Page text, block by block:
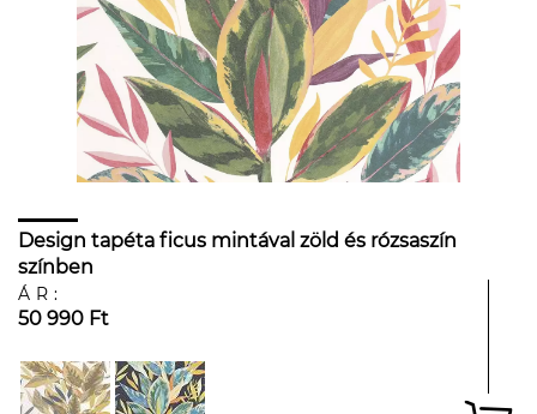
Design tapéta ficus mintával zöld és rózsaszín
színben
ÁR:
50 990 Ft